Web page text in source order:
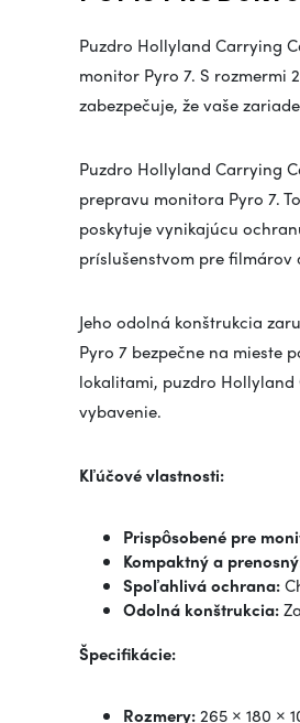
Puzdro Hollyland Carrying
monitor Pyro 7. S rozmermi
zabezpečuje, že vaše
Puzdro Hollyland Carrying
prepravu monitora Pyro 7.
poskytuje vynikajúcu
príslušenstvom pre
Jeho odolná konštrukcia
Pyro 7 bezpečne na mieste
lokalitami, puzdro Hollyland
vybavenie.
Kľúčové vlastnosti:
Prispôsobené pre
Kompaktný a prenosný
Spoľahlivá ochrana:
Odolná konštrukcia:
Špecifikácie:
Rozmery:265 × 180 ×